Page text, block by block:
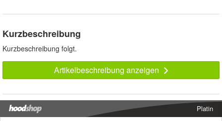
Kurzbeschreibung
Kurzbeschreibung folgt.
Artikelbeschreibung anzeigen
Platin